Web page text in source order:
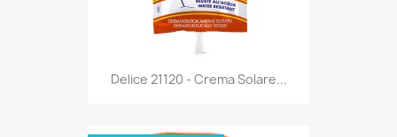
Anteprima
Delice 21120 - Crema Solare...